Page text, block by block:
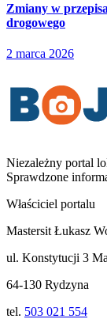
Zmiany w
drogowego
2 marca 2026
Niezależny portal
Sprawdzone
Właściciel portalu
Mastersit Łukasz
ul. Konstytucji 3
64-130 Rydzyna
tel. 503 021 554